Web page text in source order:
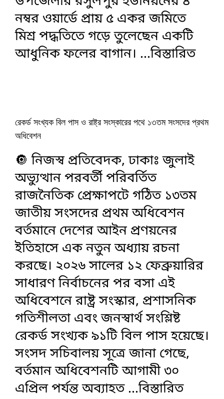
নম্বর ওয়ার্ডে প্রায় ৫ একর জমিতে
মিশ্র পদ্ধতিতে গড়ে তুলেছেন একটি
আধুনিক ফলের বাগান। ...বিস্তারিত
রেকর্ড সংখ্যক বিল পাস ও রাষ্ট্র সংস্কারের পথে ১৩তম সংসদের প্রথম
অধিবেশন
🔘 নিজস্ব প্রতিবেদক, ঢাকাঃ জুলাই
অভ্যুত্থান পরবর্তী পরিবর্তিত
রাজনৈতিক প্রেক্ষাপটে গঠিত ১৩তম
জাতীয় সংসদের প্রথম অধিবেশন
বর্তমানে দেশের আইন প্রণয়নের
ইতিহাসে এক নতুন অধ্যায় রচনা
করছে। ২০২৬ সালের ১২ ফেব্রুয়ারির
সাধারণ নির্বাচনের পর বসা এই
অধিবেশনে রাষ্ট্র সংস্কার, প্রশাসনিক
গতিশীলতা এবং জনস্বার্থ সংশ্লিষ্ট
রেকর্ড সংখ্যক ৯১টি বিল পাস হয়েছে।
সংসদ সচিবালয় সূত্রে জানা গেছে,
বর্তমান অধিবেশনটি আগামী ৩০
এপ্রিল পর্যন্ত অব্যাহত ...বিস্তারিত